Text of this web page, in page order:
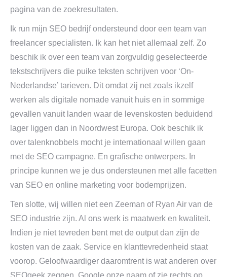
pagina van de zoekresultaten.
Ik run mijn SEO bedrijf ondersteund door een team van
freelancer specialisten. Ik kan het niet allemaal zelf. Zo
beschik ik over een team van zorgvuldig geselecteerde
tekstschrijvers die puike teksten schrijven voor ‘On-
Nederlandse’ tarieven. Dit omdat zij net zoals ikzelf
werken als digitale nomade vanuit huis en in sommige
gevallen vanuit landen waar de levenskosten beduidend
lager liggen dan in Noordwest Europa. Ook beschik ik
over talenknobbels mocht je internationaal willen gaan
met de SEO campagne. En grafische ontwerpers. In
principe kunnen we je dus ondersteunen met alle facetten
van SEO en online marketing voor bodemprijzen.
Ten slotte, wij willen niet een Zeeman of Ryan Air van de
SEO industrie zijn. Al ons werk is maatwerk en kwaliteit.
Indien je niet tevreden bent met de output dan zijn de
kosten van de zaak. Service en klanttevredenheid staat
voorop. Geloofwaardiger daaromtrent is wat anderen over
SEOgeek zeggen. Google onze naam of zie rechts op